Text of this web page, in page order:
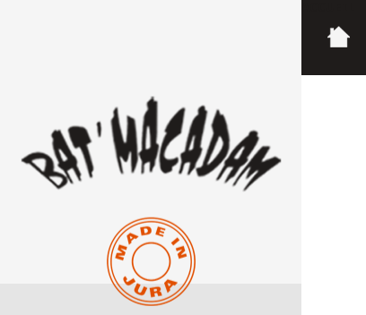
Belfort Bat’
28 mars 202228 mars 20222560 × 1440